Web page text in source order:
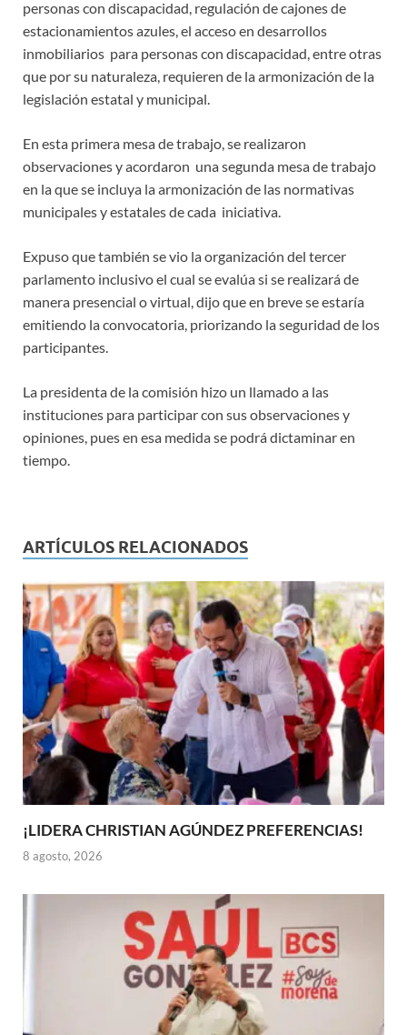
personas con discapacidad, regulación de cajones de
estacionamientos azules, el acceso en desarrollos
inmobiliarios para personas con discapacidad, entre otras
que por su naturaleza, requieren de la armonización de la
legislación estatal y municipal.
En esta primera mesa de trabajo, se realizaron
observaciones y acordaron una segunda mesa de trabajo
en la que se incluya la armonización de las normativas
municipales y estatales de cada iniciativa.
Expuso que también se vio la organización del tercer
parlamento inclusivo el cual se evalúa si se realizará de
manera presencial o virtual, dijo que en breve se estaría
emitiendo la convocatoria, priorizando la seguridad de los
participantes.
La presidenta de la comisión hizo un llamado a las
instituciones para participar con sus observaciones y
opiniones, pues en esa medida se podrá dictaminar en
tiempo.
ARTÍCULOS RELACIONADOS
¡LIDERA CHRISTIAN AGÚNDEZ PREFERENCIAS!
8 agosto, 2026